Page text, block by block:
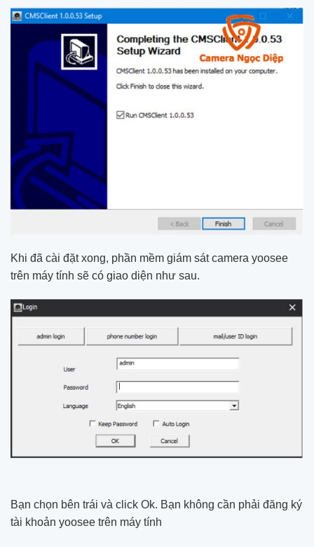
Khi đã cài đặt xong, phần mềm giám sát camera yoosee
trên máy tính sẽ có giao diện như sau.
Bạn chọn bên trái và click Ok. Bạn không cần phải đăng ký
tài khoản yoosee trên máy tính